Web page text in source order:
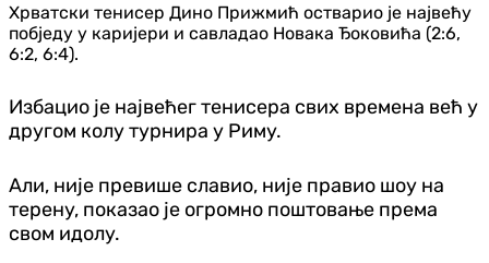
Хрватски тенисер Дино Прижмић остварио је највећу
побједу у каријери и савладао Новака Ђоковића (2:6,
6:2, 6:4).
Избацио је највећег тенисера свих времена већ у
другом колу турнира у Риму.
Али, није превише славио, није правио шоу на
терену, показао је огромно поштовање према
свом идолу.